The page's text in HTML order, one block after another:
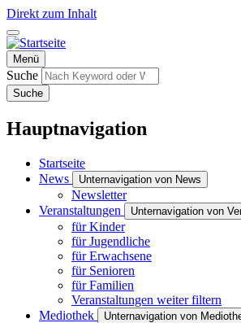
Direkt zum Inhalt
Menü
Suche
Suche
Hauptnavigation
Startseite
News
Unternavigation von News
Newsletter
Veranstaltungen
Unternavigation von
für Kinder
für Jugendliche
für Erwachsene
für Senioren
für Familien
Veranstaltungen weiter filtern
Mediothek
Unternavigation von